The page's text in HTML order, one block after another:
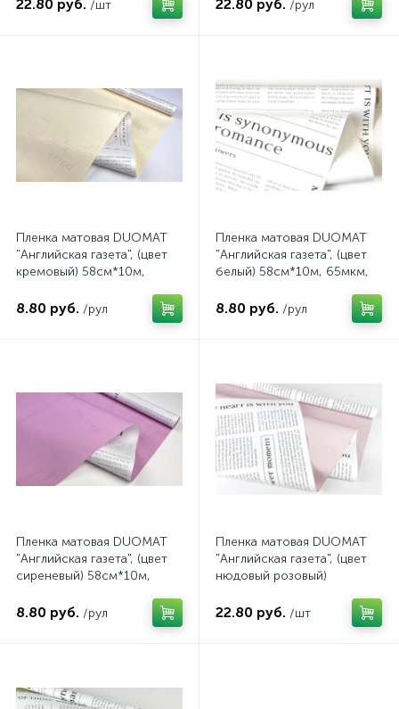
22.80 руб. /шт 22.80 руб. /рул
Пленка матовая DUOMAT
"Английская газета", (цвет
кремовый) 58см*10м,
8.80 руб. /рул
Пленка матовая DUOMAT
"Английская газета", (цвет
белый) 58см*10м, 65мкм,
8.80 руб. /рул
Пленка матовая DUOMAT
"Английская газета", (цвет
сиреневый) 58см*10м,
8.80 руб. /рул
Пленка матовая DUOMAT
"Английская газета", (цвет
нюдовый розовый)
202/08 30B
22.80 руб. /шт